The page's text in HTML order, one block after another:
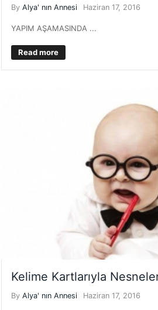
ByAlya' nın Annesi Haziran 17, 2016
YAPIM AŞAMASINDA ...
Read more
Kelime Kartlarıyla
ByAlya' nın Annesi Haziran 17, 2016